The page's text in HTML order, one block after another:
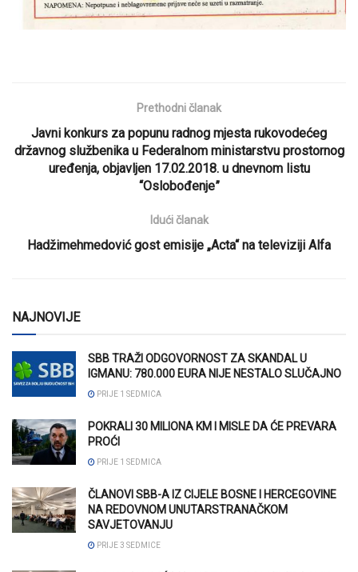
Prethodni članak
Javni konkurs za popunu radnog mjesta rukovodećeg
državnog službenika u Federalnom ministarstvu prostornog
uređenja, objavljen 17.02.2018. u dnevnom listu
“Oslobođenje”
Idući članak
Hadžimehmedović gost emisije „Acta“ na televiziji Alfa
NAJNOVIJE
SBB TRAŽI ODGOVORNOST ZA SKANDAL U
IGMANU: 780.000 EURA NIJE NESTALO SLUČAJNO
PRIJE 1 SEDMICA
POKRALI 30 MILIONA KM I MISLE DA ĆE PREVARA
PROĆI
PRIJE 1 SEDMICA
ČLANOVI SBB-A IZ CIJELE BOSNE I HERCEGOVINE
NA REDOVNOM UNUTARSTRANAČKOM
SAVJETOVANJU
PRIJE 3 SEDMICE